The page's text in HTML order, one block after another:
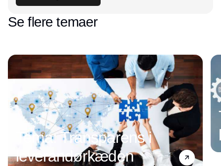
Se flere temaer
Tema: Transparens i
leverandørkæden